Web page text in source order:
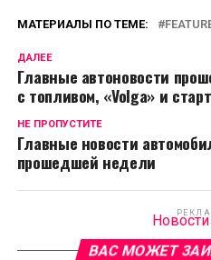
МАТЕРИАЛЫ ПО ТЕМЕ:
ДАЛЕЕ
Главные автоновости
с топливом, «Volga» и
НЕ ПРОПУСТИТЕ
Главные новости
прошедшей недели
ВАС МОЖЕТ